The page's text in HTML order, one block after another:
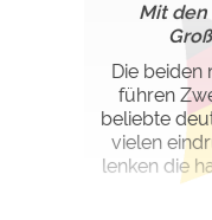
Mit den
Die beiden
führen
beliebte
vielen
lenken die